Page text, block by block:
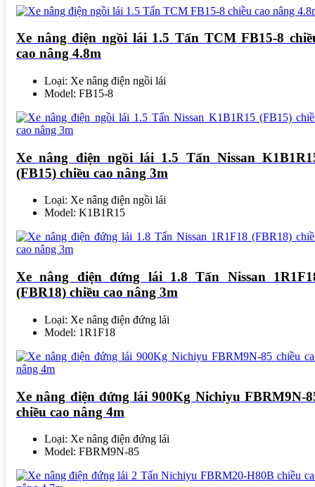
Xe nâng điện ngồi lái 1.5 Tấn TCM FB15-8
cao nâng 4.8m
Loại: Xe nâng điện ngồi lái
Model: FB15-8
Xe nâng điện ngồi lái 1.5 Tấn Nissan
(FB15) chiều cao nâng 3m
Loại: Xe nâng điện ngồi lái
Model: K1B1R15
Xe nâng điện đứng lái 1.8 Tấn Nissan
(FBR18) chiều cao nâng 3m
Loại: Xe nâng điện đứng lái
Model: 1R1F18
Xe nâng điện đứng lái 900Kg Nichiyu FBRM9N-
chiều cao nâng 4m
Loại: Xe nâng điện đứng lái
Model: FBRM9N-85